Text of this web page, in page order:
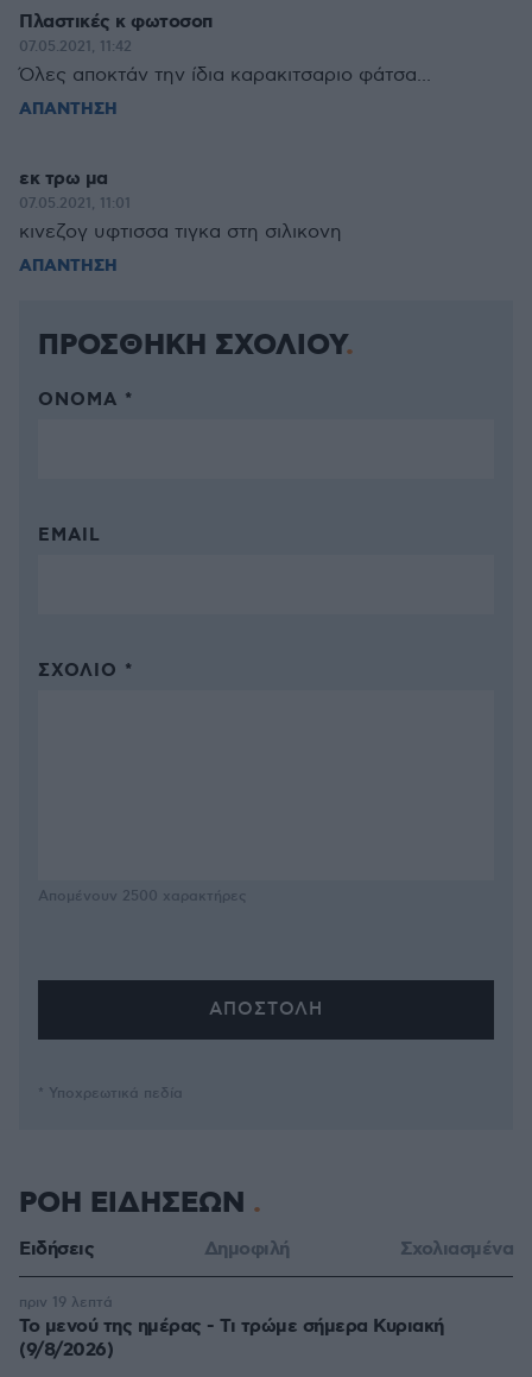
Πλαστικές κ φωτοσοπ
07.05.2021, 11:42
Όλες αποκτάν την ίδια καρακιτσαριο φάτσα...
ΑΠΑΝΤΗΣΗ
εκ τρω μα
07.05.2021, 11:01
κινεζογ υφτισσα τιγκα στη σιλικονη
ΑΠΑΝΤΗΣΗ
ΠΡΟΣΘΗΚΗ ΣΧΟΛΙΟΥ
ΌΝΟΜΑ *
EMAIL
ΣΧΌΛΙΟ *
Απομένουν 2500 χαρακτήρες
* Υποχρεωτικά πεδία
ΡΟΗ ΕΙΔΗΣΕΩΝ
Ειδήσεις Δημοφιλή Σχολιασμένα
Το μενού της ημέρας - Τι τρώμε σήμερα Κυριακή
(9/8/2026)
πριν 19 λεπτά